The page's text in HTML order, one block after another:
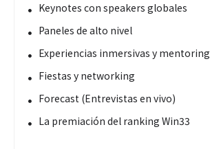
Keynotes con speakers globales
Paneles de alto nivel
Experiencias inmersivas y mentoring
Fiestas y networking
Forecast (Entrevistas en vivo)
La premiación del ranking Win33